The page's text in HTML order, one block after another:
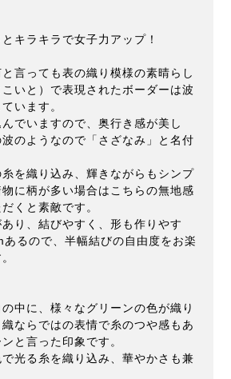
キラキラで女子力アップ！
言っても表の織り模様の素晴らし
いと）で表現されたボーダーは波
います。
でいますので、奥行き感が美し
のようなので「さざなみ」と名付
を織り込み、輝きながらもシンプ
に柄が多い場合はこちらの無地感
くと素敵です。
り、結びやすく、形も作りやす
あるので、半幅結びの自由度をお楽
中に、様々なグリーンの色が織り
ならではの表情で糸のつや感もあ
と言った印象です。
光る糸を織り込み、華やかさも兼